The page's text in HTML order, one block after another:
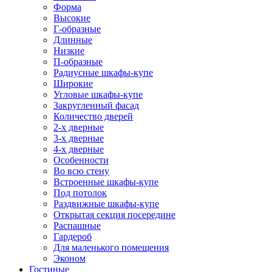
Форма
Высокие
Г-образные
Длинные
Низкие
П-образные
Радиусные шкафы-купе
Широкие
Угловые шкафы-купе
Закругленный фасад
Количество дверей
2-х дверные
3-х дверные
4-х дверные
Особенности
Во всю стену
Встроенные шкафы-купе
Под потолок
Раздвижные шкафы-купе
Открытая секция посередине
Распашные
Гардероб
Для маленького помещения
Эконом
Гостиные